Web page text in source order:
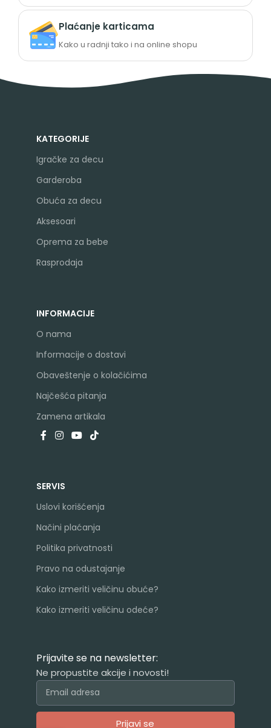
Plaćanje karticama
Kako u radnji tako i na online shopu
KATEGORIJE
Igračke za decu
Garderoba
Obuća za decu
Aksesoari
Oprema za bebe
Rasprodaja
INFORMACIJE
O nama
Informacije o dostavi
Obaveštenje o kolačićima
Najčešća pitanja
Zamena artikala
SERVIS
Uslovi korišćenja
Načini plaćanja
Politika privatnosti
Pravo na odustajanje
Kako izmeriti veličinu obuće?
Kako izmeriti veličinu odeće?
Prijavite se na newsletter:
Ne propustite akcije i novosti!
Prijavi se